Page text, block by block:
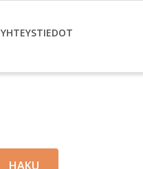
YHTEYSTIEDOT
HAKU